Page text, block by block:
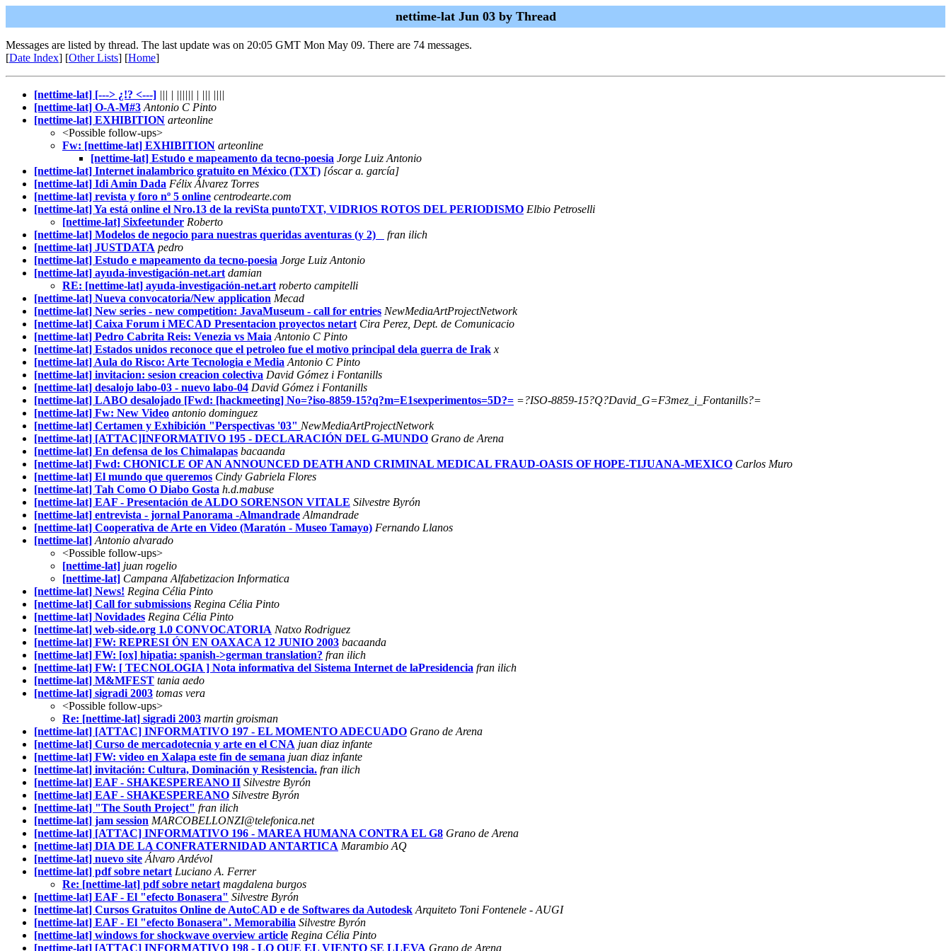
nettime-lat Jun 03 by Thread
Messages are listed by thread. The last update was on 20:05 GMT Mon May 09. There are 74 messages.
[Date Index] [Other Lists] [Home]
[nettime-lat] [---> ¿!? <---] ||| | |||||| | ||| ||||
[nettime-lat] O-A-M#3 Antonio C Pinto
[nettime-lat] EXHIBITION arteonline
<Possible follow-ups>
Fw: [nettime-lat] EXHIBITION arteonline
[nettime-lat] Estudo e mapeamento da tecno-poesia Jorge Luiz Antonio
[nettime-lat] Internet inalambrico gratuito en México (TXT) [óscar a. garcía]
[nettime-lat] Idi Amin Dada Félix Álvarez Torres
[nettime-lat] revista y foro nº 5 online centrodearte.com
[nettime-lat] Ya está online el Nro.13 de la reviSta puntoTXT, VIDRIOS ROTOS DEL PERIODISMO Elbio Petroselli
[nettime-lat] Sixfeetunder Roberto
[nettime-lat] Modelos de negocio para nuestras queridas aventuras (y 2)
fran ilich
[nettime-lat] JUSTDATA pedro
[nettime-lat] Estudo e mapeamento da tecno-poesia Jorge Luiz Antonio
[nettime-lat] ayuda-investigación-net.art damian
RE: [nettime-lat] ayuda-investigación-net.art roberto campitelli
[nettime-lat] Nueva convocatoria/New application Mecad
[nettime-lat] New series - new competition: JavaMuseum - call for entries NewMediaArtProjectNetwork
[nettime-lat] Caixa Forum i MECAD Presentacion proyectos netart Cira Perez, Dept. de Comunicacio
[nettime-lat] Pedro Cabrita Reis: Venezia vs Maia Antonio C Pinto
[nettime-lat] Estados unidos reconoce que el petroleo fue el motivo principal dela guerra de Irak x
[nettime-lat] Aula do Risco: Arte Tecnologia e Media Antonio C Pinto
[nettime-lat] invitacion: sesion creacion colectiva David Gómez i Fontanills
[nettime-lat] desalojo labo-03 - nuevo labo-04 David Gómez i Fontanills
[nettime-lat] LABO desalojado [Fwd: [hackmeeting] No=?iso-8859-15?q?m=E1sexperimentos=5D?= =?ISO-8859-15?Q?David_G=F3mez_i_Fontanills?=
[nettime-lat] Fw: New Video antonio dominguez
[nettime-lat] Certamen y Exhibición "Perspectivas '03" NewMediaArtProjectNetwork
[nettime-lat] [ATTAC]INFORMATIVO 195 - DECLARACIÓN DEL G-MUNDO Grano de Arena
[nettime-lat] En defensa de los Chimalapas bacaanda
[nettime-lat] Fwd: CHONICLE OF AN ANNOUNCED DEATH AND CRIMINAL MEDICAL FRAUD-OASIS OF HOPE-TIJUANA-MEXICO Carlos Muro
[nettime-lat] El mundo que queremos Cindy Gabriela Flores
[nettime-lat] Tah Como O Diabo Gosta h.d.mabuse
[nettime-lat] EAF - Presentación de ALDO SORENSON VITALE Silvestre Byrón
[nettime-lat] entrevista - jornal Panorama -Almandrade Almandrade
[nettime-lat] Cooperativa de Arte en Video (Maratón - Museo Tamayo) Fernando Llanos
[nettime-lat] Antonio alvarado
<Possible follow-ups>
[nettime-lat] juan rogelio
[nettime-lat] Campana Alfabetizacion Informatica
[nettime-lat] News! Regina Célia Pinto
[nettime-lat] Call for submissions Regina Célia Pinto
[nettime-lat] Novidades Regina Célia Pinto
[nettime-lat] web-side.org 1.0 CONVOCATORIA Natxo Rodriguez
[nettime-lat] FW: REPRESI ÓN EN OAXACA 12 JUNIO 2003 bacaanda
[nettime-lat] FW: [ox] hipatia: spanish->german translation? fran ilich
[nettime-lat] FW: [ TECNOLOGIA ] Nota informativa del Sistema Internet de laPresidencia fran ilich
[nettime-lat] M&MFEST tania aedo
[nettime-lat] sigradi 2003 tomas vera
<Possible follow-ups>
Re: [nettime-lat] sigradi 2003 martin groisman
[nettime-lat] [ATTAC] INFORMATIVO 197 - EL MOMENTO ADECUADO Grano de Arena
[nettime-lat] Curso de mercadotecnia y arte en el CNA juan diaz infante
[nettime-lat] FW: video en Xalapa este fin de semana juan diaz infante
[nettime-lat] invitación: Cultura, Dominación y Resistencia. fran ilich
[nettime-lat] EAF - SHAKESPEREANO II Silvestre Byrón
[nettime-lat] EAF - SHAKESPEREANO Silvestre Byrón
[nettime-lat] "The South Project" fran ilich
[nettime-lat] jam session MARCOBELLONZI@telefonica.net
[nettime-lat] [ATTAC] INFORMATIVO 196 - MAREA HUMANA CONTRA EL G8 Grano de Arena
[nettime-lat] DIA DE LA CONFRATERNIDAD ANTARTICA Marambio AQ
[nettime-lat] nuevo site Álvaro Ardévol
[nettime-lat] pdf sobre netart Luciano A. Ferrer
Re: [nettime-lat] pdf sobre netart magdalena burgos
[nettime-lat] EAF - El "efecto Bonasera" Silvestre Byrón
[nettime-lat] Cursos Gratuitos Online de AutoCAD e de Softwares da Autodesk Arquiteto Toni Fontenele - AUGI
[nettime-lat] EAF - El "efecto Bonasera". Memorabilia Silvestre Byrón
[nettime-lat] windows for shockwave overview article Regina Célia Pinto
[nettime-lat] [ATTAC] INFORMATIVO 198 - LO QUE EL VIENTO SE LLEVA Grano de Arena